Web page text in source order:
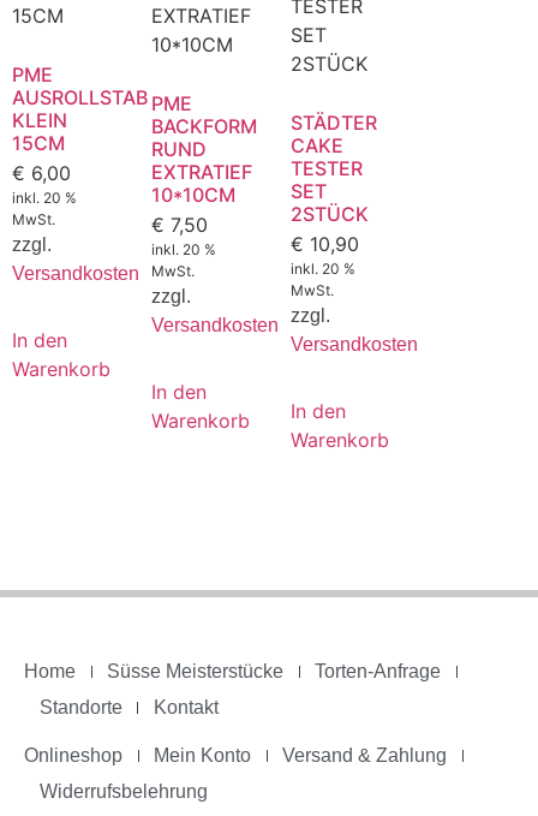
PME
AUSROLLSTAB
KLEIN
15CM
€ 6,00
inkl. 20 %
MwSt.
zzgl.
Versandkosten
In den
Warenkorb
PME
BACKFORM
RUND
EXTRATIEF
10*10CM
€ 7,50
inkl. 20 %
MwSt.
zzgl.
Versandkosten
In den
Warenkorb
STÄDTER
CAKE
TESTER
SET
2STÜCK
€ 10,90
inkl. 20 %
MwSt.
zzgl.
Versandkosten
In den
Warenkorb
Home Süsse Meisterstücke
Torten-Anfrage
Standorte
Kontakt
Onlineshop Mein Konto
Versand & Zahlung
Widerrufsbelehrung